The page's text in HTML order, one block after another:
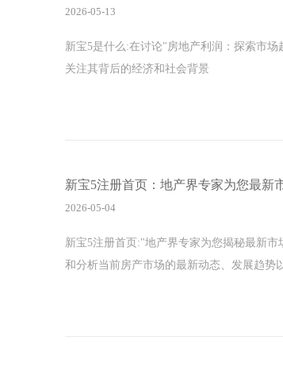
2026-05-13
新宝5是什么:在讨论"房地产利润：探索市
关注其背后的经济和社会背景
新宝5注册首页：地产界专家为您最新
2026-05-04
新宝5注册首页:"地产界专家为您揭秘最新
和分析当前房产市场的最新动态、发展趋势